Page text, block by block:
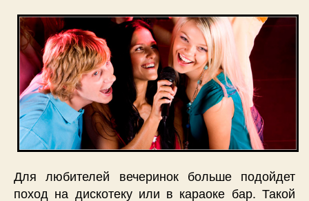
Для любителей вечеринок больше подойдет
поход на дискотеку или в караоке бар. Такой